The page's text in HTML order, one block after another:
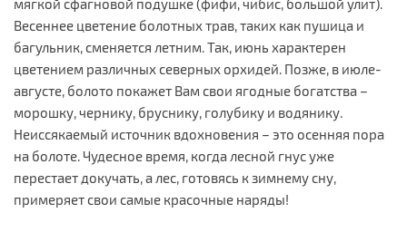
мягкой сфагновой подушке (фифи, чибис, большой улит).
Весеннее цветение болотных трав, таких как пушица и
багульник, сменяется летним. Так, июнь характерен
цветением различных северных орхидей. Позже, в июле-
августе, болото покажет Вам свои ягодные богатства –
морошку, чернику, бруснику, голубику и водянику.
Неиссякаемый источник вдохновения – это осенняя пора
на болоте. Чудесное время, когда лесной гнус уже
перестает докучать, а лес, готовясь к зимнему сну,
примеряет свои самые красочные наряды!